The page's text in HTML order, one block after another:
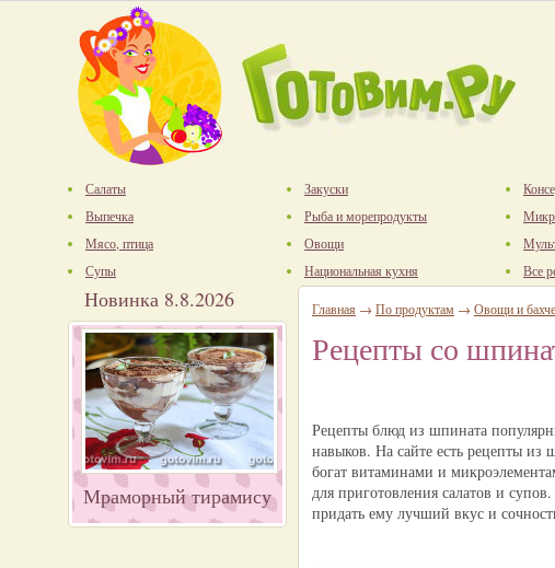
Салаты
Выпечка
Мясо, птица
Супы
Закуски
Рыба и морепродукты
Овощи
Национальная кухня
Все
Новинка 8.8.2026
Мраморный тирамису
Главная → По продуктам → Овощи и
Рецепты со
Рецепты блюд из шпината
навыков. На сайте есть рецепты
богат витаминами и
для приготовления салатов и
придать ему лучший вкус и